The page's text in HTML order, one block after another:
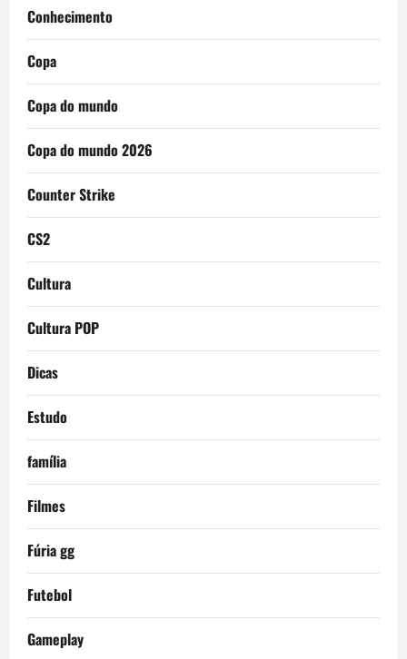
Conhecimento
Copa
Copa do mundo
Copa do mundo 2026
Counter Strike
CS2
Cultura
Cultura POP
Dicas
Estudo
família
Filmes
Fúria gg
Futebol
Gameplay